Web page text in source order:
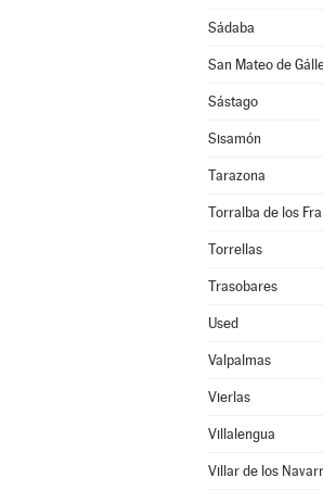
Sádaba
San Mateo de
Sástago
Sisamón
Tarazona
Torralba de los
Torrellas
Trasobares
Used
Valpalmas
Vierlas
Villalengua
Villar de los